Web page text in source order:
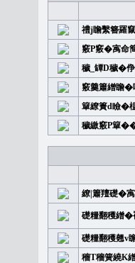
禮j瞻繫簪羅
竅P竅�㝢命
穢_罈D穢�
竅羹簫繒瞻�
簞繚簣d瞼�
穢繳竅P簞
繚|簫羶礎�
礎糧翻穫繒
礎糧翻穫翹
穡T穡簧繞K